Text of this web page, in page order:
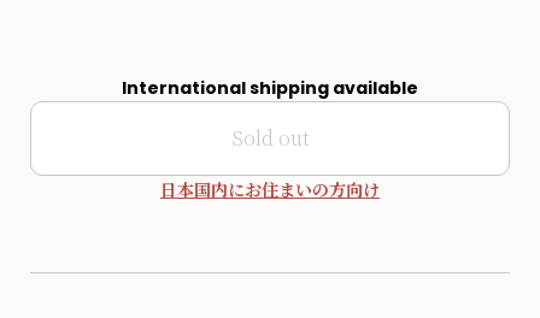
International shipping available
Sold out
日本国内にお住まいの方向け